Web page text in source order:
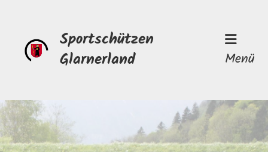
Sportschützen
Glarnerland
Menü